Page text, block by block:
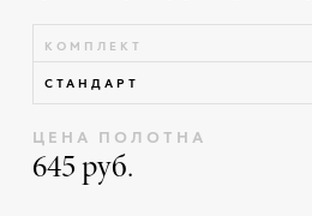
КОМПЛЕКТ
СТАНДАРТ
ЦЕНА ПОЛОТНА
645 руб.